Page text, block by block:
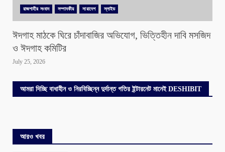
রাজশাহীর সংবাদ সম্পাদকীয় সারাদেশ স্লাইড
ঈদগাহ মাঠকে ঘিরে চাঁদাবাজির অভিযোগ, ভিত্তিহীন দাবি মসজিদ
ও ঈদগাহ কমিটির
July 25, 2026
আমরা দিচ্ছি বাধাহীন ও নিরবিচ্ছিন্ন দুর্দান্ত গতির ইন্টারনেট মানেই DESHIBIT
আরও খবর